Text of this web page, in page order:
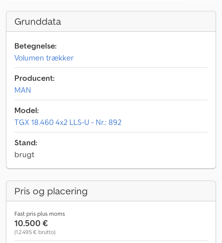
Grunddata
Betegnelse:
Volumen trækker
Producent:
MAN
Model:
TGX 18.460 4x2 LLS-U - Nr.: 892
Stand:
brugt
Pris og placering
Fast pris plus moms
10.500 €
(12.495 € brutto)